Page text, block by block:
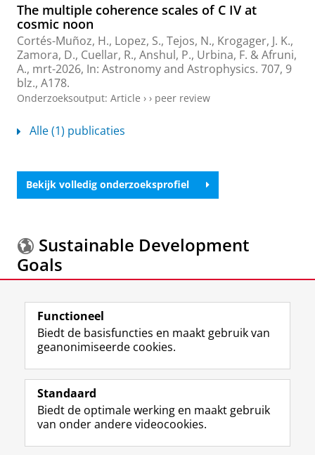
l
The multiple coherence scales of C IV at
cosmic noon
Cortés-Muñoz, H., Lopez, S., Tejos, N., Krogager, J. K.,
Zamora, D., Cuellar, R., Anshul, P., Urbina, F. & Afruni,
A., mrt-2026, In: Astronomy and Astrophysics. 707, 9
blz., A178.
Onderzoeksoutput: Article › › peer review
Alle (1) publicaties
Bekijk volledig onderzoeksprofiel
Sustainable Development
Goals
Meer informatie over deSustainable Development
Goals.
Volg de RUG
F
a
e
b
L
i
k
e
R
S
-
f
I
n
t
Y
o
T
Studiekiezers
Functioneel
Biedt de basisfuncties en maakt gebruik van
geanonimiseerde cookies.
Standaard
Biedt de optimale werking en maakt gebruik
van onder andere videocookies.